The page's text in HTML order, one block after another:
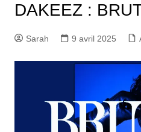
DAKEEZ :
Sarah 9 avril 2025